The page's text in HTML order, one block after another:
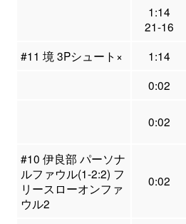
1:14
21-16
#11 境 3Pシュート×
1:14
0:02
0:02
#10 伊良部 パーソナ
ルファウル(1-2:2) フ
リースローオンファ
ウル2
0:02